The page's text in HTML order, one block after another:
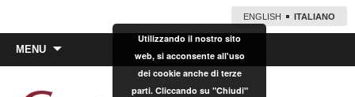
ENGLISH ITALIANO
MENU
Utilizzando il nostro sito
web, si acconsente all'uso
dei cookie anche di terze
parti. Cliccando su "Chiudi"